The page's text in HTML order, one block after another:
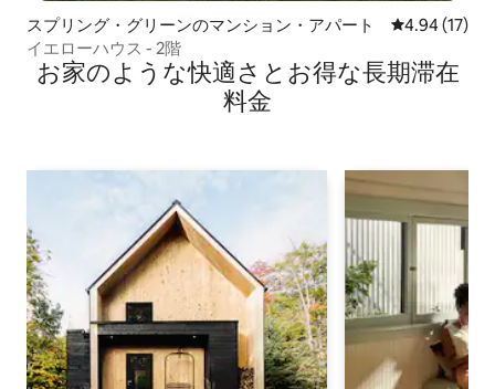
スプリング・グリーンのマンション・アパート レビュー17
4.94 (17)
イエローハウス - 2階
お家のような快⁠適⁠さ⁠とお⁠得⁠な長⁠期⁠滞⁠在
料⁠金